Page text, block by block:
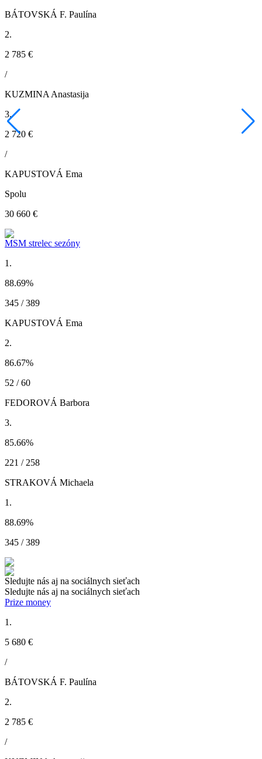
BÁTOVSKÁ F. Paulína
2.
2 785 €
/
KUZMINA Anastasija
3.
2 720 €
/
KAPUSTOVÁ Ema
Spolu
30 660 €
MSM strelec sezóny
1.
88.69%
345 / 389
KAPUSTOVÁ Ema
2.
86.67%
52 / 60
FEDOROVÁ Barbora
3.
85.66%
221 / 258
STRAKOVÁ Michaela
1.
88.69%
345 / 389
Sledujte nás aj na sociálnych sieťach
Sledujte nás aj na sociálnych sieťach
Prize money
1.
5 680 €
/
BÁTOVSKÁ F. Paulína
2.
2 785 €
/